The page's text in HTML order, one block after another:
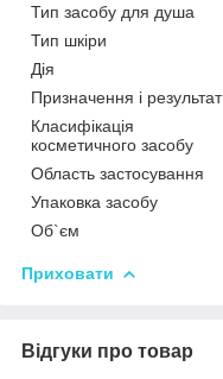
Тип засобу для душа
Тип шкіри
Дія
Призначення і результат
Класифікація
косметичного засобу
Область застосування
Упаковка засобу
Об`єм
Приховати
Відгуки про товар